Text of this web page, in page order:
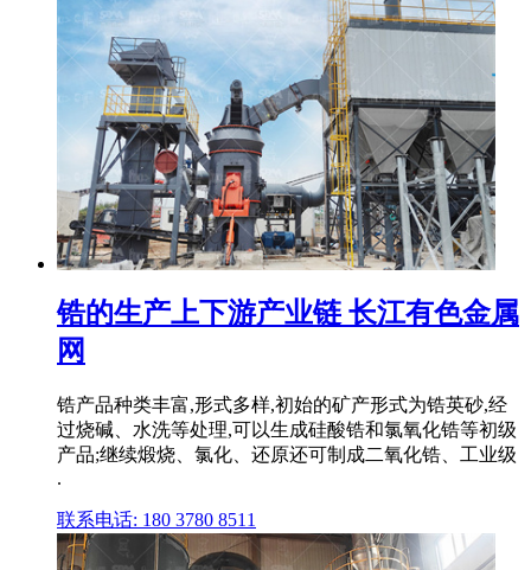
锆的生产上下游产业链 长江有色金属
网
锆产品种类丰富,形式多样,初始的矿产形式为锆英砂,经
过烧碱、水洗等处理,可以生成硅酸锆和氯氧化锆等初级
产品;继续煅烧、氯化、还原还可制成二氧化锆、工业级
.
联系电话: 180 3780 8511